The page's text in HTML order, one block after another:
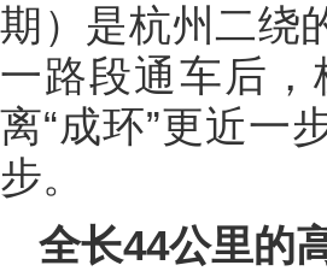
期）是杭州二绕
一路段通车后，
离“成环”更近一
步。
全长44公里的